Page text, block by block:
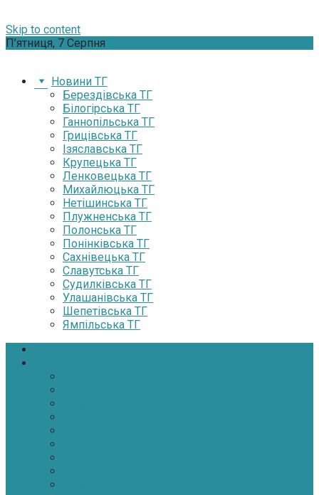
Skip to content
П’ятниця, 7 Серпня
Новини ТГ
Берездівська ТГ
Білогірська ТГ
Ганнопільська ТГ
Грицівська ТГ
Ізяславська ТГ
Крупецька ТГ
Ленковецька ТГ
Михайлюцька ТГ
Нетішинська ТГ
Плужненська ТГ
Полонська ТГ
Понінківська ТГ
Сахнівецька ТГ
Славутська ТГ
Судилківська ТГ
Улашанівська ТГ
Шепетівська ТГ
Ямпільська ТГ